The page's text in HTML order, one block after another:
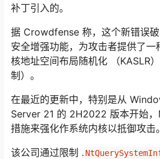
补丁引入的。
据 Crowdfense 称，这个新错误
安全增强功能，为攻击者提供了一
核地址空间布局随机化 （KASLR
制）。
在最近的更新中，特别是从
Server 21 的 2H2022 版本开始
措施来强化作系统内核以抵御攻击。
该公司通过限制 .